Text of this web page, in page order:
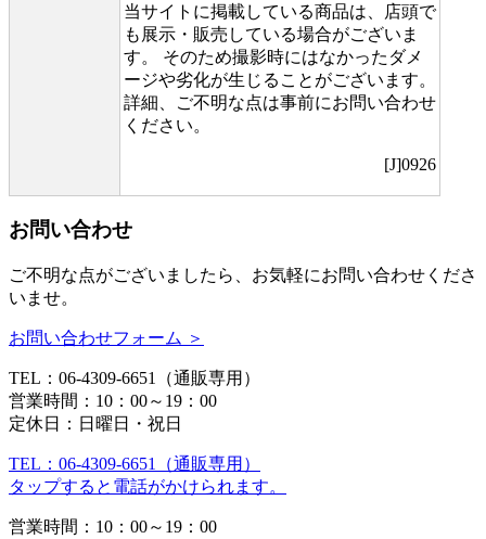
当サイトに掲載している商品は、店頭で
も展示・販売している場合がございま
す。 そのため撮影時にはなかったダメ
ージや劣化が生じることがございます。
詳細、ご不明な点は事前にお問い合わせ
ください。
[J]0926
お問い合わせ
ご不明な点がございましたら、お気軽にお問い合わせくださ
いませ。
お問い合わせフォーム ＞
TEL：06-4309-6651（通販専用）
営業時間：10：00～19：00
定休日：日曜日・祝日
TEL：06-4309-6651（通販専用）
タップすると電話がかけられます。
営業時間：10：00～19：00